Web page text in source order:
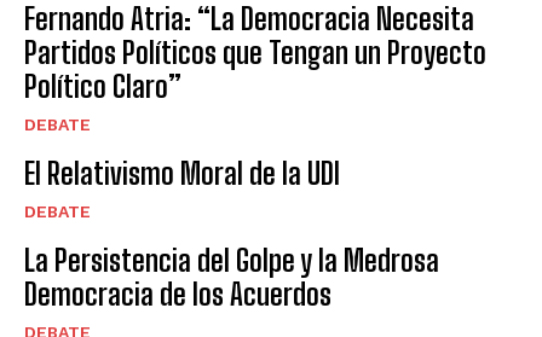
Fernando Atria: “La Democracia Necesita
Partidos Políticos que Tengan un Proyecto
Político Claro”
DEBATE
El Relativismo Moral de la UDI
DEBATE
La Persistencia del Golpe y la Medrosa
Democracia de los Acuerdos
DEBATE